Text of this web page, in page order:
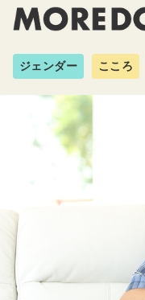
ジェンダー こころ